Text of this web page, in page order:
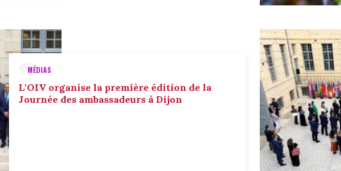
MÉDIAS
L'OIV organise la première édition de la
Journée des ambassadeurs à Dijon